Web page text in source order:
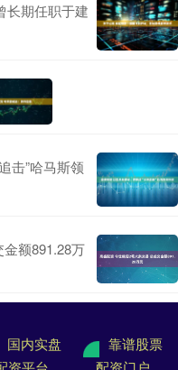
长期任职于建
击”哈马斯领
额891.28万
国内实盘
靠谱股票